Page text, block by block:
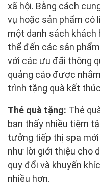
xã hội. Bằng cách
vụ hoặc sản phẩm có
một danh sách khách
thể đến các sản
với các ưu đãi thông
quảng cáo được
trình tặng quà kết
Thẻ quà tặng: Thẻ
bạn thấy nhiều tiệm
tưởng tiếp thị spa
như lời giới thiệu cho
quy đổi và khuyến
nhiều hơn.